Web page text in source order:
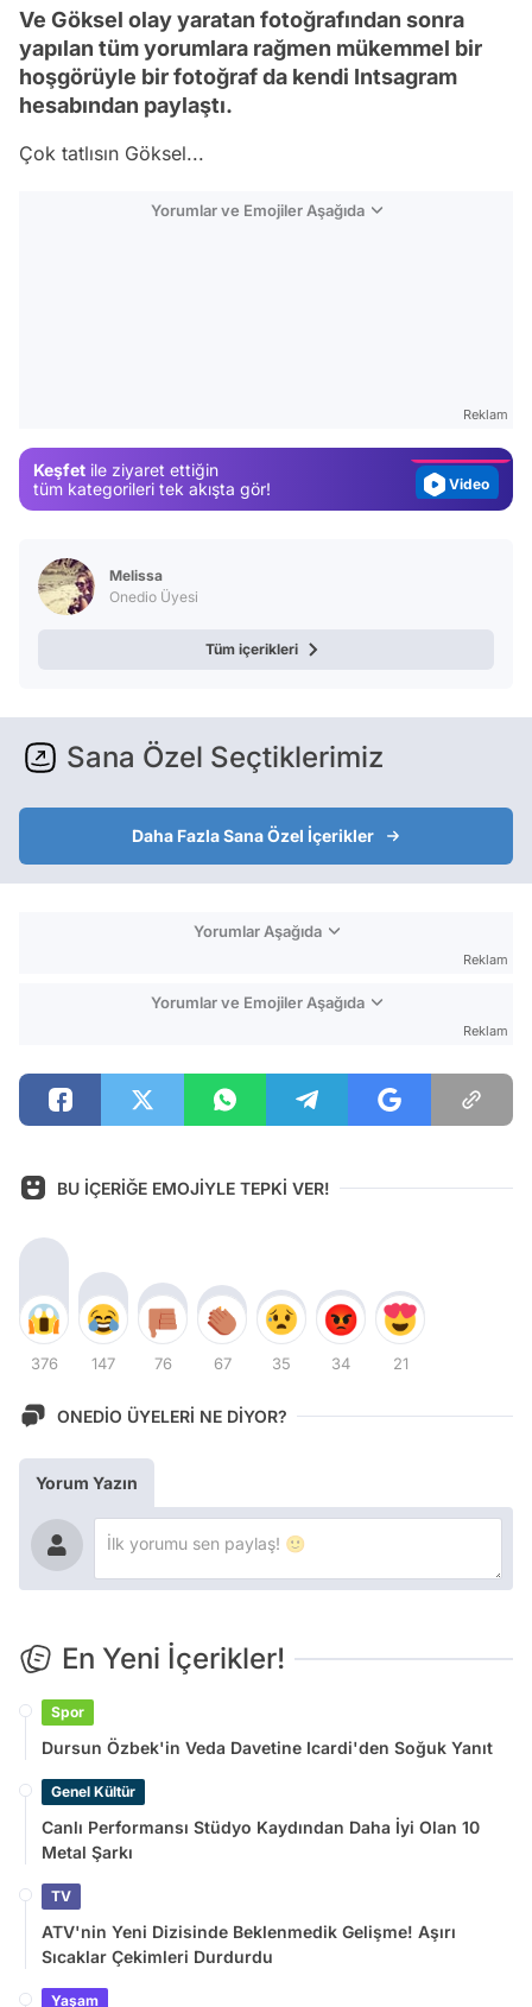
Ve Göksel olay yaratan fotoğrafından sonra
yapılan tüm yorumlara rağmen mükemmel bir
hoşgörüyle bir fotoğraf da kendi Intsagram
hesabından paylaştı.
Çok tatlısın Göksel...
Yorumlar ve Emojiler Aşağıda
Reklam
Keşfet ile ziyaret ettiğin
tüm kategorileri tek akışta gör!
Video
Test
Melissa
Onedio Üyesi
Tüm içerikleri
Sana Özel Seçtiklerimiz
Daha Fazla Sana Özel İçerikler
Yorumlar Aşağıda
Reklam
Yorumlar ve Emojiler Aşağıda
Reklam
BU İÇERİĞE EMOJİYLE TEPKİ VER!
376 147 76 67 35 34 21
ONEDİO ÜYELERİ NE DİYOR?
Yorum Yazın
En Yeni İçerikler!
Spor
Dursun Özbek'in Veda Davetine Icardi'den Soğuk Yanıt
Genel Kültür
Canlı Performansı Stüdyo Kaydından Daha İyi Olan 10
Metal Şarkı
TV
ATV'nin Yeni Dizisinde Beklenmedik Gelişme! Aşırı
Sıcaklar Çekimleri Durdurdu
Yaşam